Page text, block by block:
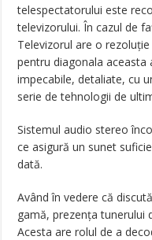
telespectatorului este
televizorului. În cazul de
Televizorul are o
pentru diagonala aceasta
impecabile, detaliate, cu
serie de tehnologii de
Sistemul audio stereo
ce asigură un sunet
dată.
Având în vedere că
gamă, prezența tunerului
Acesta are rolul de a